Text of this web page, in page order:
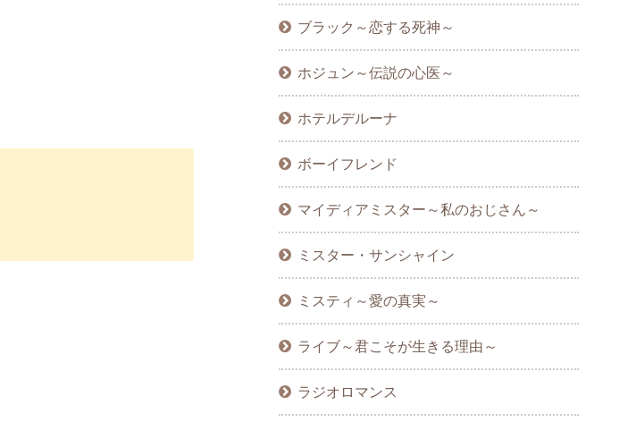
ブラック～恋する死神～
ホジュン～伝説の心医～
ホテルデルーナ
ボーイフレンド
マイディアミスター～私のおじさん～
ミスター・サンシャイン
ミスティ～愛の真実～
ライブ～君こそが生きる理由～
ラジオロマンス